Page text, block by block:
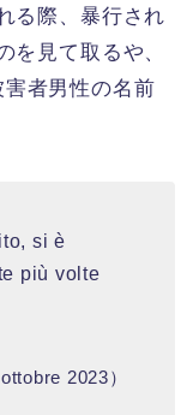
る際、暴行され
を見て取るや、
者男性の名前
si è
più volte
2023）